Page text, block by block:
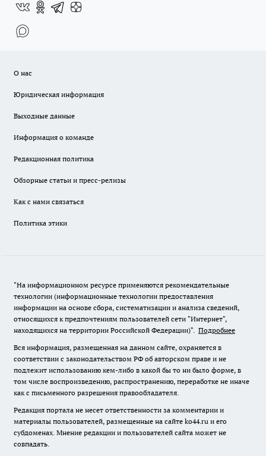
О нас
Юридическая информация
Выходные данные
Информация о команде
Редакционная политика
Обзорные статьи и пресс-релизы
Как с нами связаться
Политика этики
"На информационном ресурсе применяются рекомендательные
технологии (информационные технологии предоставления
информации на основе сбора, систематизации и анализа сведений,
относящихся к предпочтениям пользователей сети "Интернет",
находящихся на территории Российской Федерации)". Подробнее
Вся информация, размещенная на данном сайте, охраняется в
соответствии с законодательством РФ об авторском праве и не
подлежит использованию кем-либо в какой бы то ни было форме, в
том числе воспроизведению, распространению, переработке не иначе
как с письменного разрешения правообладателя.
Редакция портала не несет ответственности за комментарии и
материалы пользователей, размещенные на сайте ko44.ru и его
субдоменах. Мнение редакции и пользователей сайта может не
совпадать.